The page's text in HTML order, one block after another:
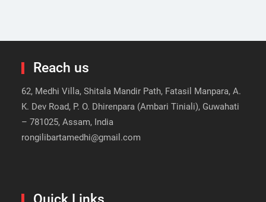
Reach us
62, Medhi Villa, Shitala Mandir Path, Fatasil Manpara, A.
K. Dev Road, P. O. Dhirenpara (Ambari Tiniali), Guwahati
– 781025, Assam, India
rongilibartamedhi@gmail.com